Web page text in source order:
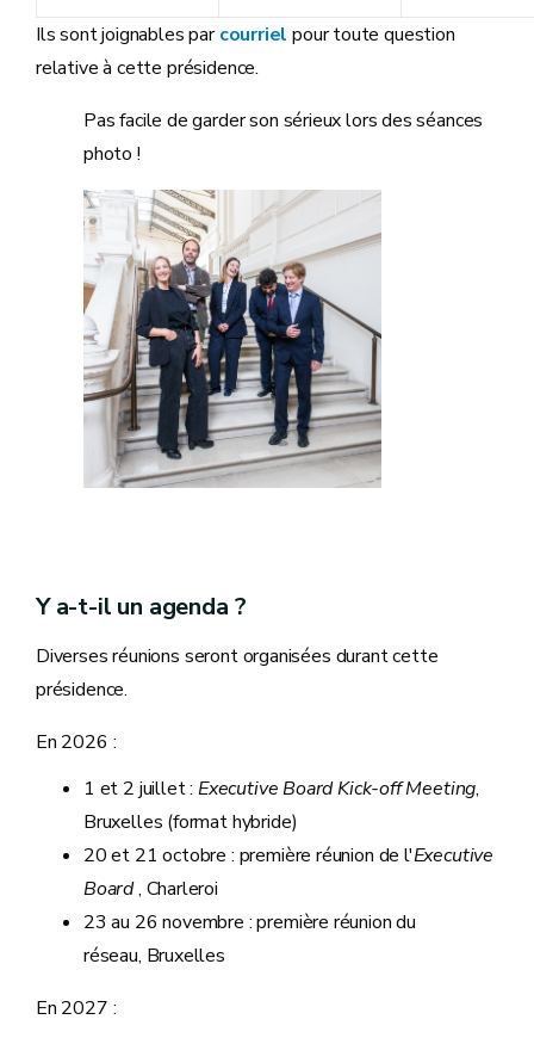
Ils sont joignables parcourriel pour toute question
relative à cette présidence.
Pas facile de garder son sérieux lors des séances
photo !
Y a-t-il un agenda ?
Diverses réunions seront organisées durant cette
présidence.
En 2026 :
1 et 2 juillet : Executive Board Kick-off Meeting,
Bruxelles (format hybride)
20 et 21 octobre : première réunion de l'Executive
Board, Charleroi
23 au 26 novembre : première réunion du
réseau, Bruxelles
En 2027 :